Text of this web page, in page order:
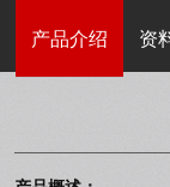
产品介绍 资